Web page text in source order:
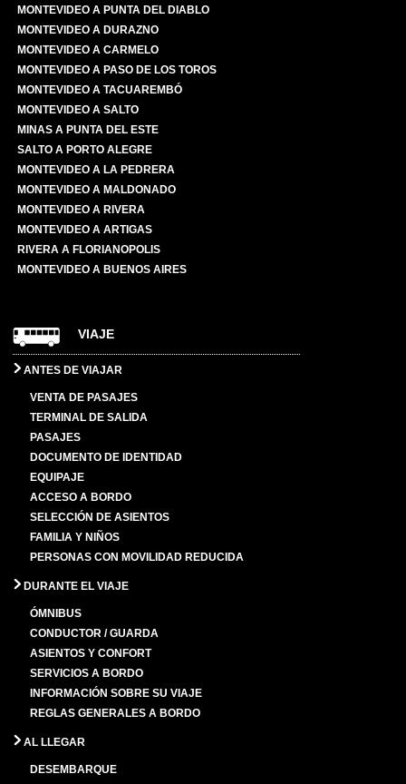
MONTEVIDEO A PUNTA DEL DIABLO
MONTEVIDEO A DURAZNO
MONTEVIDEO A CARMELO
MONTEVIDEO A PASO DE LOS TOROS
MONTEVIDEO A TACUAREMBÓ
MONTEVIDEO A SALTO
MINAS A PUNTA DEL ESTE
SALTO A PORTO ALEGRE
MONTEVIDEO A LA PEDRERA
MONTEVIDEO A MALDONADO
MONTEVIDEO A RIVERA
MONTEVIDEO A ARTIGAS
RIVERA A FLORIANOPOLIS
MONTEVIDEO A BUENOS AIRES
VIAJE
ANTES DE VIAJAR
VENTA DE PASAJES
TERMINAL DE SALIDA
PASAJES
DOCUMENTO DE IDENTIDAD
EQUIPAJE
ACCESO A BORDO
SELECCIÓN DE ASIENTOS
FAMILIA Y NIÑOS
PERSONAS CON MOVILIDAD REDUCIDA
DURANTE EL VIAJE
ÓMNIBUS
CONDUCTOR / GUARDA
ASIENTOS Y CONFORT
SERVICIOS A BORDO
INFORMACIÓN SOBRE SU VIAJE
REGLAS GENERALES A BORDO
AL LLEGAR
DESEMBARQUE